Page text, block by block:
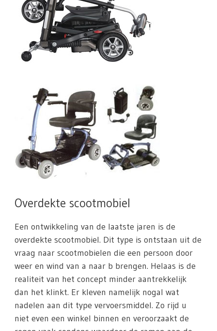
Overdekte scootmobiel
Een ontwikkeling van de laatste jaren is de
overdekte scootmobiel. Dit type is ontstaan uit de
vraag naar scootmobielen die een persoon door
weer en wind van a naar b brengen. Helaas is de
realiteit van het concept minder aantrekkelijk
dan het klinkt. Er kleven namelijk nogal wat
nadelen aan dit type vervoersmiddel. Zo rijd u
niet even een winkel binnen en veroorzaakt de